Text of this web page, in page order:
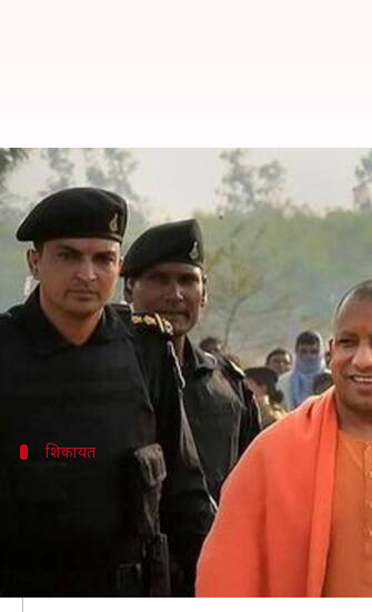
योगी आदित्यनाथ का
लेखन Dec 05, 2019 05:15 pm
क्या है खबर?
उत्तर प्रदेश के मुख्यमंत्री योगी
सिंह सोशल मीडिया पर योगी आदित्यनाथ
शिकायत
क्या कहा गया शिकायत में?
वकील कमलेश चंद्र त्रिपाठी ने शिवपुर थाने
सनातन धर्म के करोड़ों लोगों की आस्था
में आस्था रखने वालों की भावनाओं को ठेस